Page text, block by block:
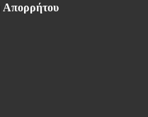
Απορρήτου